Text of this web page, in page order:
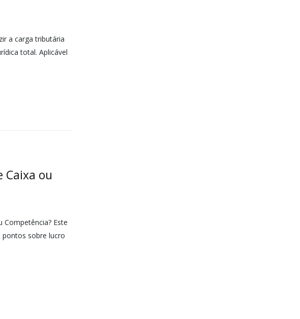
a carga tributária
total. Aplicável
Caixa ou
Competência? Este
sobre lucro